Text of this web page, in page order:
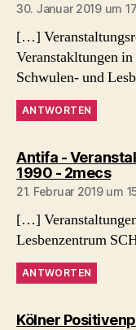
30. Januar 2019 um
[…]
Veranstakltungen
Schwulen- und
ANTWORTEN
Antifa -
1990 - 2mecssagt:
21. Februar 2019 um
[…]
Lesbenzentrum
ANTWORTEN
Kölner